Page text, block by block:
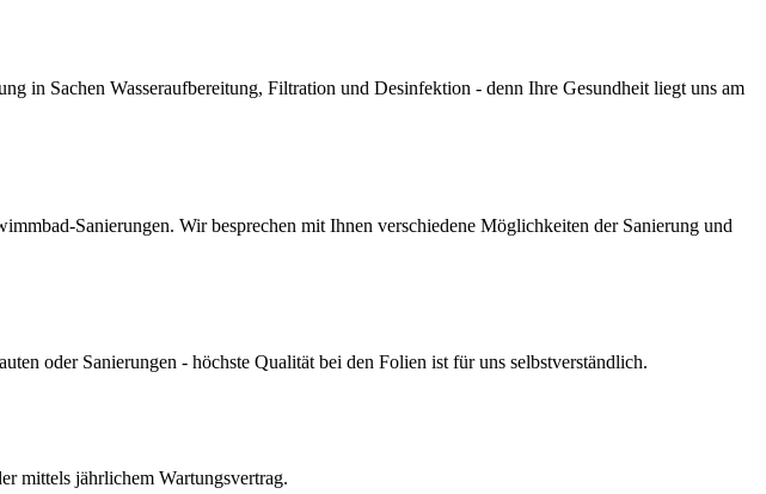
in Sachen Wasseraufbereitung, Filtration und Desinfektion - denn Ihre Gesundheit liegt uns am
Sanierungen. Wir besprechen mit Ihnen verschiedene Möglichkeiten der Sanierung und
oder Sanierungen - höchste Qualität bei den Folien ist für uns selbstverständlich.
mittels jährlichem Wartungsvertrag.